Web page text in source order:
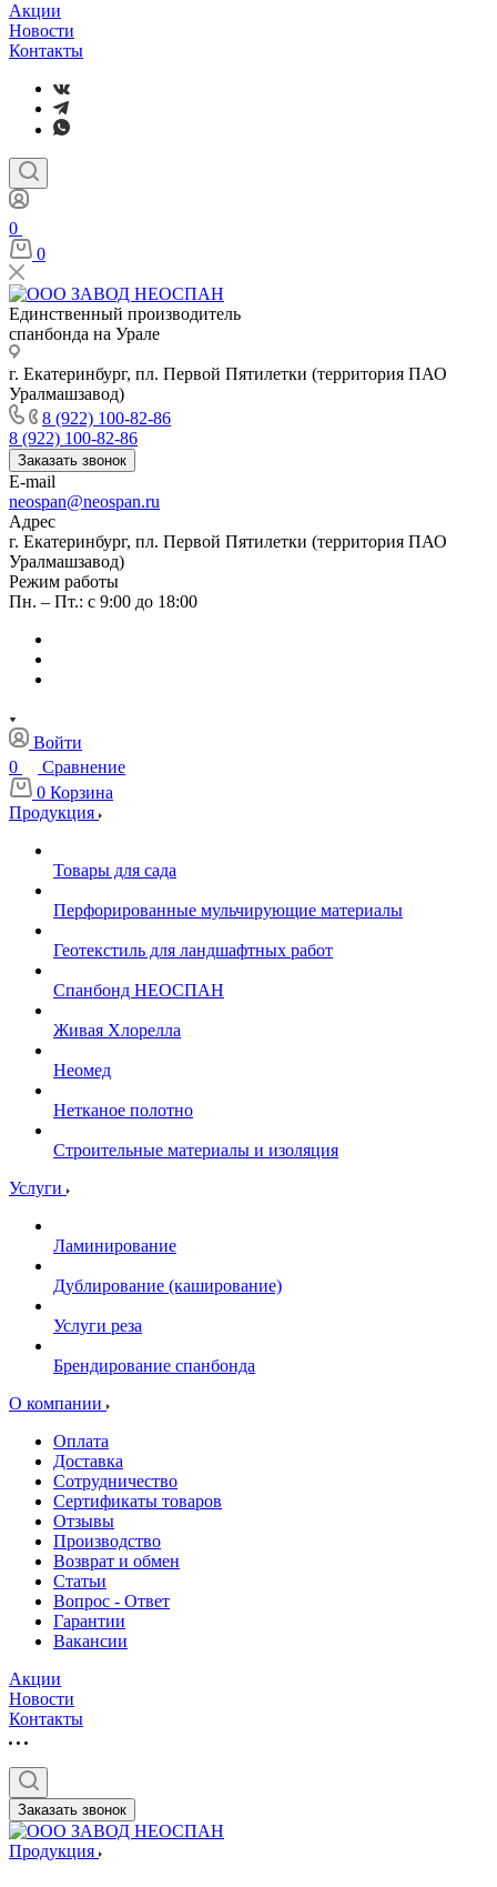
Акции
Новости
Контакты
0
0
Единственный производитель
спанбонда на Урале
г. Екатеринбург, пл. Первой Пятилетки (территория ПАО
Уралмашзавод)
8 (922) 100-82-86
8 (922) 100-82-86
Заказать звонок
E-mail
neospan@neospan.ru
Адрес
г. Екатеринбург, пл. Первой Пятилетки (территория ПАО
Уралмашзавод)
Режим работы
Пн. – Пт.: с 9:00 до 18:00
Войти
0
Сравнение
0 Корзина
Продукция
Товары для сада
Перфорированные мульчирующие материалы
Геотекстиль для ландшафтных работ
Спанбонд НЕОСПАН
Живая Хлорелла
Нeомед
Нетканое полотно
Строительные материалы и изоляция
Услуги
Ламинирование
Дублирование (каширование)
Услуги реза
Брендирование спанбонда
О компании
Оплата
Доставка
Сотрудничество
Сертификаты товаров
Отзывы
Производство
Возврат и обмен
Статьи
Вопрос - Ответ
Гарантии
Вакансии
Акции
Новости
Контакты
Заказать звонок
Продукция